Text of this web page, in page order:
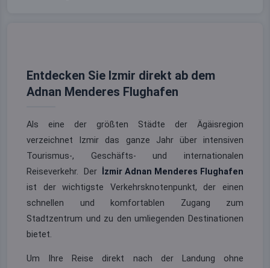
Entdecken Sie Izmir direkt ab dem
Adnan Menderes Flughafen
Als eine der größten Städte der Ägäisregion
verzeichnet Izmir das ganze Jahr über intensiven
Tourismus-, Geschäfts- und internationalen
Reiseverkehr. Der
İzmir Adnan Menderes Flughafen
ist der wichtigste Verkehrsknotenpunkt, der einen
schnellen und komfortablen Zugang zum
Stadtzentrum und zu den umliegenden Destinationen
bietet.
Um Ihre Reise direkt nach der Landung ohne